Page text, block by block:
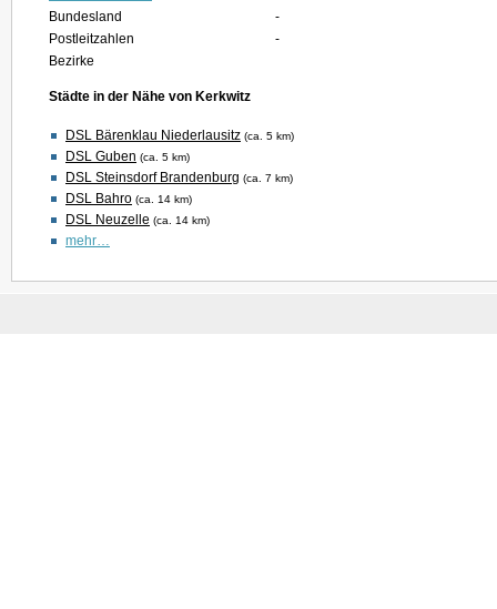
Bundesland
-
Postleitzahlen
-
Bezirke
Städte in der Nähe von Kerkwitz
DSL Bärenklau Niederlausitz (ca. 5 km)
DSL Guben (ca. 5 km)
DSL Steinsdorf Brandenburg (ca. 7 km)
DSL Bahro (ca. 14 km)
DSL Neuzelle (ca. 14 km)
mehr…